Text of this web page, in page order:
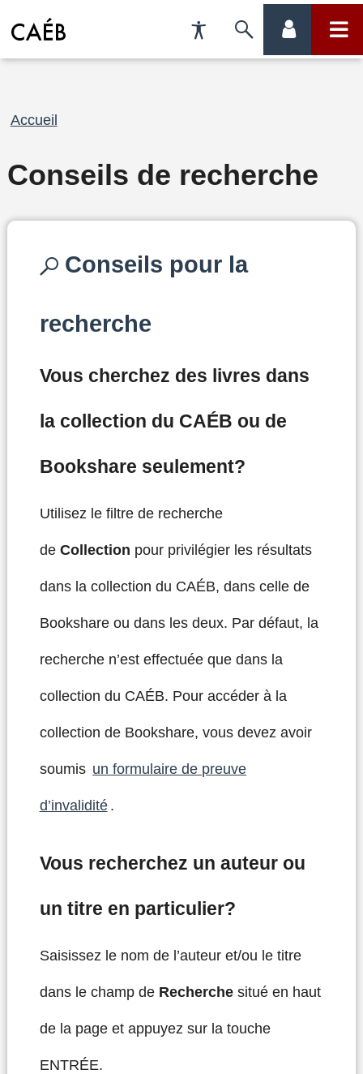
Préférences
d'accessibilité
Fil
Accueil
Conseils de recherche
Conseils pour la
recherche
Vous cherchez des livres dans
la collection du CAÉB ou de
Bookshare seulement?
Utilisez le filtre de recherche
de Collection pour privilégier les résultats
dans la collection du CAÉB, dans celle de
Bookshare ou dans les deux. Par défaut, la
recherche n’est effectuée que dans la
collection du CAÉB. Pour accéder à la
collection de Bookshare, vous devez avoir
soumis un formulaire de preuve
d’invalidité .
Vous recherchez un auteur ou
un titre en particulier?
Saisissez le nom de l’auteur et/ou le titre
dans le champ de Recherche situé en haut
de la page et appuyez sur la touche
ENTRÉE.